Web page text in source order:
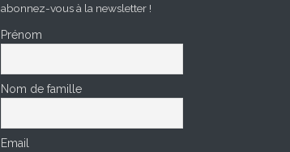
abonnez-vous à la newsletter !
Prénom
Nom de famille
Email